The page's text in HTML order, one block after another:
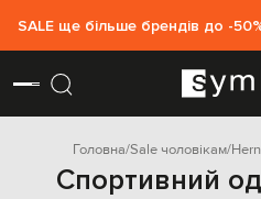
SALE ще більше брендів до -
Головна Sale чоловікам
Спортивний